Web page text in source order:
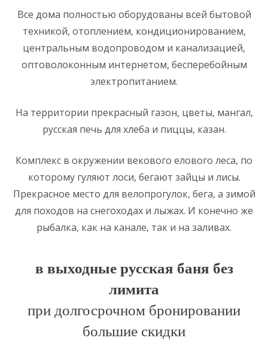
Все дома полностью оборудованы всей бытовой
техникой, отоплением, кондиционированием,
центральным водопроводом и канализацией,
оптоволоконным интернетом, бесперебойным
электропитанием.
На территории прекрасный газон, цветы, мангал,
русская печь для хлеба и пиццы, казан.
Комплекс в окружении векового елового леса, по
которому гуляют лоси, бегают зайцы и лисы.
Прекрасное место для велопрогулок, бега, а зимой
для походов на снегоходах и лыжах. И конечно же
рыбалка, как на канале, так и на заливах.
в выходные русская баня без
лимита
при долгосрочном бронировании
большие скидки